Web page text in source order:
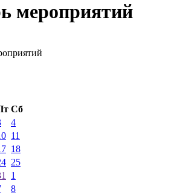
мероприятий
Сб
4
11
18
25
1
8